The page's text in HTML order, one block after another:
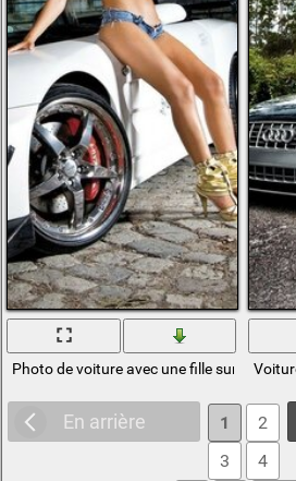
Photo de voiture avec une fille sur un
En arrière 1
2
3
4